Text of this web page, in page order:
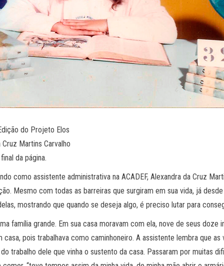
do Projeto Elos
Martins Carvalho
da página.
como assistente administrativa na ACADEF, Alexandra da Cruz
Mesmo com todas as barreiras que surgiram em sua vida, já
mostrando que quando se deseja algo, é preciso lutar para
família grande. Em sua casa moravam com ela, nove de seus doze
casa, pois trabalhava como caminhoneiro. A assistente lembra que
trabalho dele que vinha o sustento da casa. Passaram por muitas